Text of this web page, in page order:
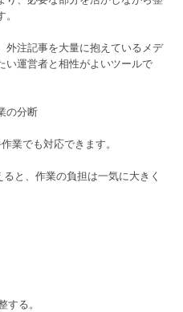
外注記事を大量に抱えているメデ
い運営者と相性がよいツールで
の分断
業でも対応できます。
と、作業の負担は一気に大きく
る。